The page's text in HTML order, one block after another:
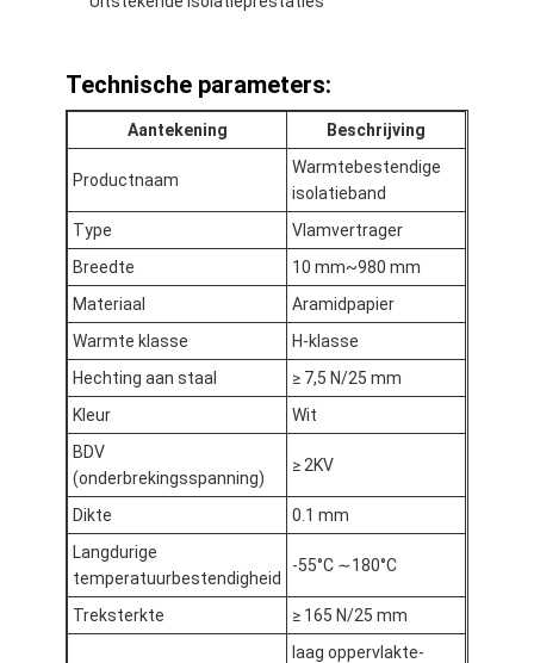
De Doekband van het aluminiumfolieglas
De Doek van de aluminiumfolieglasvezel
De Band van het foliegrof linnen
De Band van de doekbuis
Tweezijdige Plakband
HUISDIEREN Plakband
Het Afgietsel van de precisieinvestering
Elektrische isolatieplaat
Technische parameters:
Aantekening Beschrijving
Productnaam
Warmtebestendige
isolatieband
Type
Vlamvertrager
Breedte
10 mm~980 mm
Materiaal
Aramidpapier
Warmte klasse
H-klasse
Hechting aan staal
≥ 7,5 N/25 mm
Kleur
Wit
BDV
(onderbrekingsspanning)
≥ 2KV
Dikte
0.1 mm
Langdurige
temperatuurbestendigheid
-55°C ∼180°C
Treksterkte ≥ 165 N/25 mm
laag oppervlakte-